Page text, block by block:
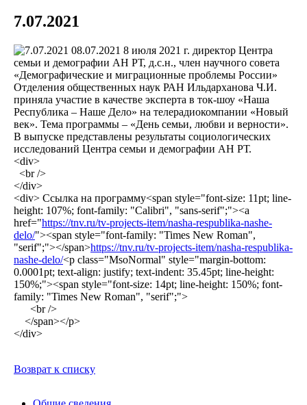
7.07.2021
08.07.2021 8 июля 2021 г. директор Центра
семьи и демографии АН РТ, д.с.н., член научного совета
«Демографические и миграционные проблемы России»
Отделения общественных наук РАН Ильдарханова Ч.И.
приняла участие в качестве эксперта в ток-шоу «Наша
Республика – Наше Дело» на телерадиокомпании «Новый
век». Тема программы – «День семьи, любви и верности».
В выпуске представлены результаты социологических
исследований Центра семьи и демографии АН РТ.
<div>
<br />
</div>
<div> Ссылка на программу<span style="font-size: 11pt; line-
height: 107%; font-family: "Calibri", "sans-serif";"><a
href="https://tnv.ru/tv-projects-item/nasha-respublika-nashe-
delo/"><span style="font-family: "Times New Roman",
"serif";"></span>https://tnv.ru/tv-projects-item/nasha-respublika-
nashe-delo/<p class="MsoNormal" style="margin-bottom:
0.0001pt; text-align: justify; text-indent: 35.45pt; line-height:
150%;"><span style="font-size: 14pt; line-height: 150%; font-
family: "Times New Roman", "serif";">
<br />
</span></p>
</div>
Возврат к списку